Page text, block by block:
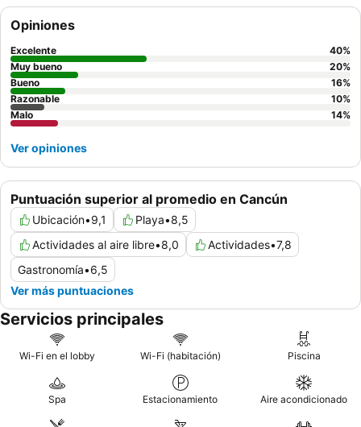
huéspedes destacan constantemente al
amable y excepcionalmente servicial
máximo para garantizar la satisfacción. Para una experiencia
verdaderamente mejorada, considere reservar una habitación
en un
Puntuación superior al promedio en Cancún
Ubicación•9,1 Playa•8,5
Actividades al aire libre•8,0 Actividades•7,8
Gastronomía•6,5
Ver más puntuaciones
Opiniones
Excelente 40%
Muy bueno
20%
Bueno
16%
Razonable
10%
Malo
14%
Ver opiniones
Servicios principales
Wi-Fi en el lobby Wi-Fi (habitación) Piscina
Spa Estacionamiento Aire acondicionado